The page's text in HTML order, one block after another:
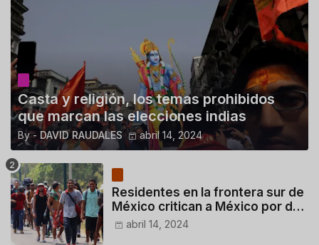
Casta y religión, los temas prohibidos
que marcan las elecciones indias
By - DAVID RAUDALES abril 14, 2024
Residentes en la frontera sur de
México critican a México por dar
110 dólares a migrantes
abril 14, 2024